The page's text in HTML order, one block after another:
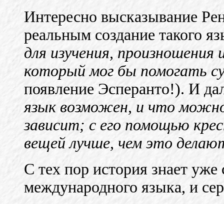
Интересно высказывание
реальным создание такого
для изучения,
который мог бы помогать
появление Эсперанто!). И
язык возможен, и что
зависит; с его помощью
вещей лучше, чем это
С тех пор история знает
международного языка, и